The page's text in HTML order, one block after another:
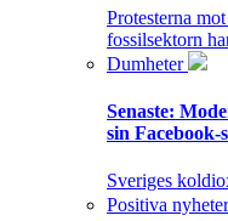
Protesterna
fossilsektorn
Dumheter
Senaste:
sin Facebook-
Sveriges
Positiva